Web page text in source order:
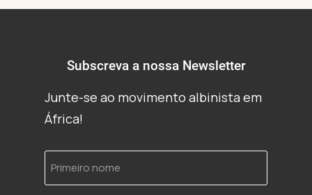
Subscreva a nossa Newsletter
Junte-se ao movimento albinista em
África!
Primeiro
nome